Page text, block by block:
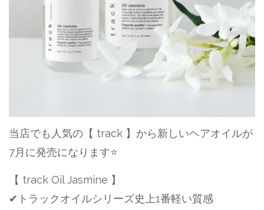
当店でも人気の【 track 】から新しいヘアオイルが
7月に発売になります⭐️
【 track Oil Jasmine 】
✔︎トラックオイルシリーズ史上1番軽い質感